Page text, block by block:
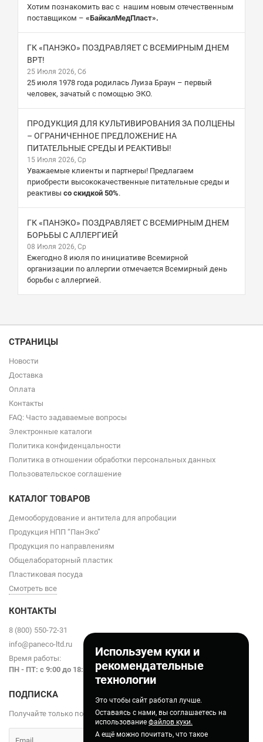
Используем куки и
рекомендательные
технологии
Это чтобы сайт работал лучше.
Оставаясь с нами, вы соглашаетесь на
использование файлов куки.
А ещё можно почитать, что такое
Хотим познакомить вас с нашим новым отечественным
поставщиком – «БайкалМедПласт».
ГК «ПАНЭКО» ПОЗДРАВЛЯЕТ С ВСЕМИРНЫМ ДНЕМ
ВРТ!
25 Июля 2026, Сб
25 июля 1978 года родилась Луиза Браун – первый
человек, зачатый с помощью ЭКО.
ПРОДУКЦИЯ ДЛЯ КУЛЬТИВИРОВАНИЯ ЗА ПОЛЦЕНЫ
– ОГРАНИЧЕННОЕ ПРЕДЛОЖЕНИЕ НА
ПИТАТЕЛЬНЫЕ СРЕДЫ И РЕАКТИВЫ!
15 Июля 2026, Ср
Уважаемые клиенты и партнеры! Предлагаем
приобрести высококачественные питательные среды и
реактивы со скидкой 50%.
ГК «ПАНЭКО» ПОЗДРАВЛЯЕТ С ВСЕМИРНЫМ ДНЕМ
БОРЬБЫ С АЛЛЕРГИЕЙ
08 Июля 2026, Ср
Ежегодно 8 июля по инициативе Всемирной
организации по аллергии отмечается Всемирный день
борьбы с аллергией.
СТРАНИЦЫ
Новости
Доставка
Оплата
Контакты
FAQ: Часто задаваемые вопросы
Электронные каталоги
Политика конфиденцальности
Политика в отношении обработки персональных данных
Пользовательское соглашение
КАТАЛОГ ТОВАРОВ
Демооборудование и антитела для апробации
Продукция НПП “ПанЭко”
Продукция по направлениям
Общелабораторный пластик
Пластиковая посуда
Смотреть все
КОНТАКТЫ
8 (800) 550-72-31
info@paneco-ltd.ru
Время работы:
ПН - ПТ: с 9:00 до 18:00
ПОДПИСКА
Получайте только полезные статьи!